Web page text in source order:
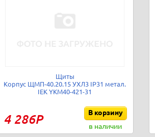
Щиты
Корпус ЩМП-40.20.15 УХЛ3 IP31 метал.
IEK YKM40-421-31
4 286Р
В корзину
в наличии